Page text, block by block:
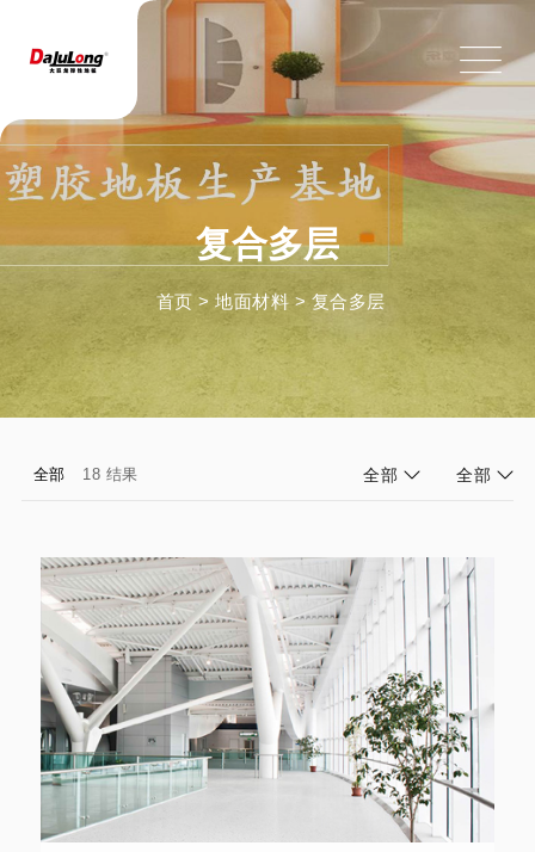
复合多层
首页 > 地面材料 > 复合多层
全部 18 结果 全部 全部